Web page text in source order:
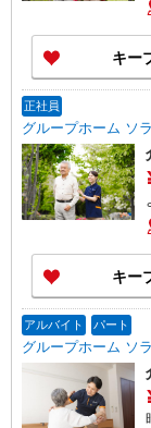
キー
正社員
グループホーム ソ
よ
キー
アルバイト パート
グループホーム ソ